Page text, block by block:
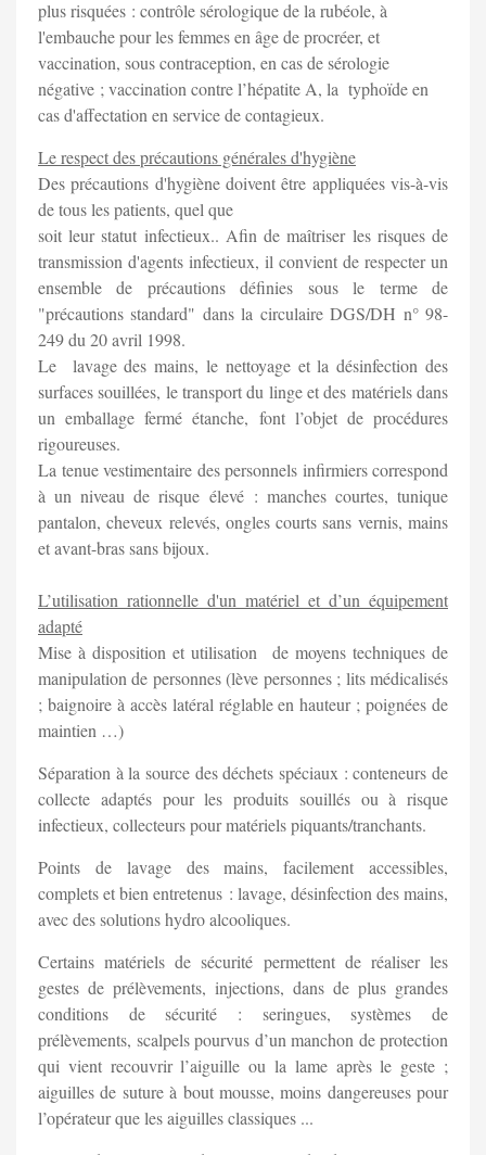
plus risquées : contrôle sérologique de la rubéole, à
l'embauche pour les femmes en âge de procréer, et
vaccination, sous contraception, en cas de sérologie
négative ; vaccination contre l’hépatite A, la typhoïde en
cas d'affectation en service de contagieux.
Le respect des précautions générales d'hygiène
Des précautions d'hygiène doivent être appliquées vis-à-vis
de tous les patients, quel que
soit leur statut infectieux.. Afin de maîtriser les risques de
transmission d'agents infectieux, il convient de respecter un
ensemble de précautions définies sous le terme de
"précautions standard" dans la circulaire DGS/DH n° 98-
249 du 20 avril 1998.
Le lavage des mains, le nettoyage et la désinfection des
surfaces souillées, le transport du linge et des matériels dans
un emballage fermé étanche, font l’objet de procédures
rigoureuses.
La tenue vestimentaire des personnels infirmiers correspond
à un niveau de risque élevé : manches courtes, tunique
pantalon, cheveux relevés, ongles courts sans vernis, mains
et avant-bras sans bijoux.
L’utilisation rationnelle d'un matériel et d’un équipement
adapté
Mise à disposition et utilisation de moyens techniques de
manipulation de personnes (lève personnes ; lits médicalisés
; baignoire à accès latéral réglable en hauteur ; poignées de
maintien …)
Séparation à la source des déchets spéciaux : conteneurs de
collecte adaptés pour les produits souillés ou à risque
infectieux, collecteurs pour matériels piquants/tranchants.
Points de lavage des mains, facilement accessibles,
complets et bien entretenus : lavage, désinfection des mains,
avec des solutions hydro alcooliques.
Certains matériels de sécurité permettent de réaliser les
gestes de prélèvements, injections, dans de plus grandes
conditions de sécurité : seringues, systèmes de
prélèvements, scalpels pourvus d’un manchon de protection
qui vient recouvrir l’aiguille ou la lame après le geste ;
aiguilles de suture à bout mousse, moins dangereuses pour
l’opérateur que les aiguilles classiques ...